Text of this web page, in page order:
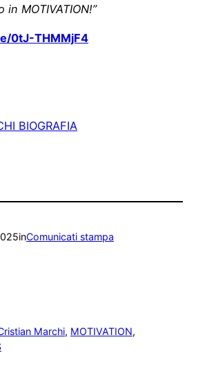
MOTIVATION!”
0tJ-THMMjF4
BIOGRAFIA
inComunicati stampa
Marchi, MOTIVATION